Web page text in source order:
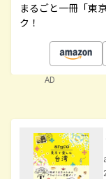
まるごと一冊「東
ク！
AD